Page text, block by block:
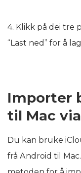
4. Klikk på dei tre
“Last ned” for å
Importer
til Mac
Du kan bruke
frå Android til